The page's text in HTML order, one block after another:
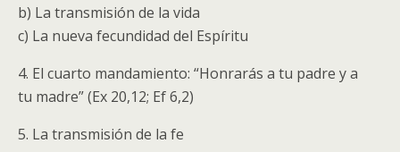
b) La transmisión de la vida
c) La nueva fecundidad del Espíritu
4. El cuarto mandamiento: “Honrarás a tu padre y a
tu madre” (Ex 20,12; Ef 6,2)
5. La transmisión de la fe